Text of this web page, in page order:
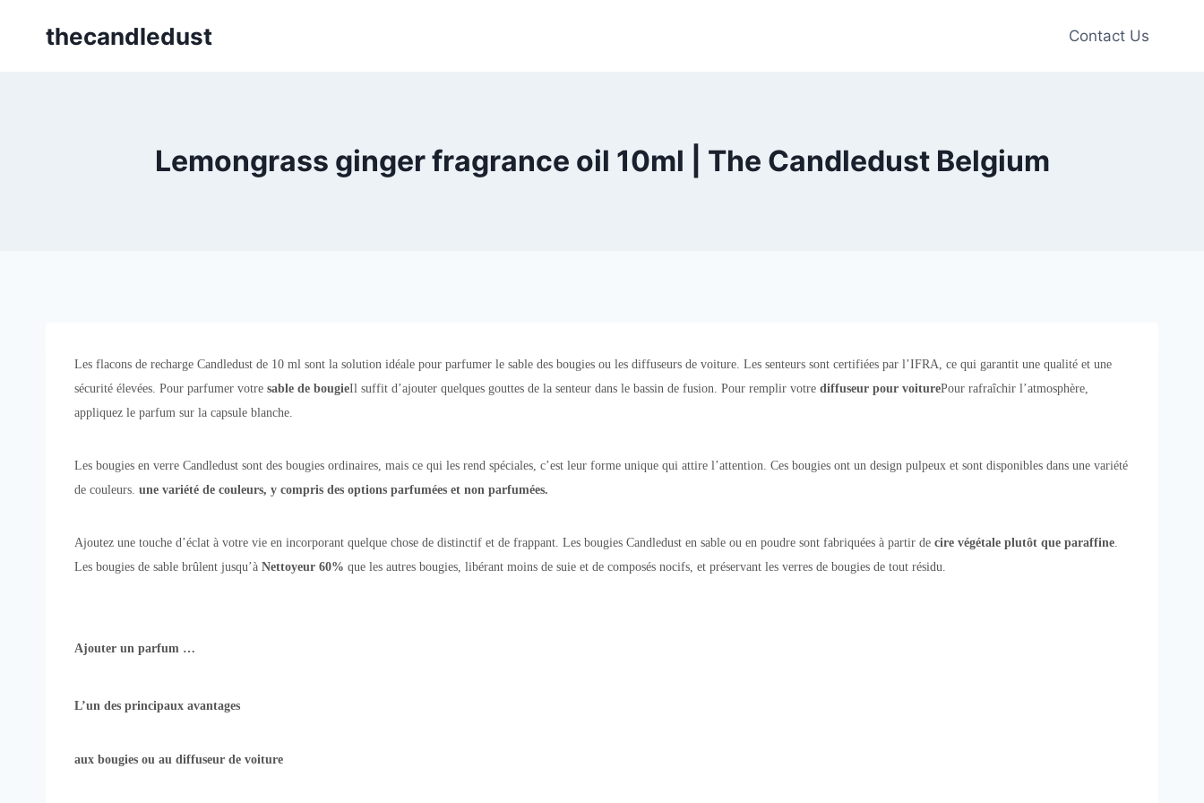
thecandledust Contact Us
Lemongrass ginger fragrance oil 10ml | The Candledust Belgium
Les flacons de recharge Candledust de 10 ml sont la solution idéale pour parfumer le sable des bougies ou les diffuseurs de voiture. Les senteurs sont certifiées par l’IFRA, ce qui garantit une qualité et une
sécurité élevées. Pour parfumer votre sable de bougieIl suffit d’ajouter quelques gouttes de la senteur dans le bassin de fusion. Pour remplir votre diffuseur pour voiturePour rafraîchir l’atmosphère,
appliquez le parfum sur la capsule blanche.
Les bougies en verre Candledust sont des bougies ordinaires, mais ce qui les rend spéciales, c’est leur forme unique qui attire l’attention. Ces bougies ont un design pulpeux et sont disponibles dans une variété
de couleurs. une variété de couleurs, y compris des options parfumées et non parfumées.
Ajoutez une touche d’éclat à votre vie en incorporant quelque chose de distinctif et de frappant. Les bougies Candledust en sable ou en poudre sont fabriquées à partir de cire végétale plutôt que paraffine.
Les bougies de sable brûlent jusqu’à Nettoyeur 60% que les autres bougies, libérant moins de suie et de composés nocifs, et préservant les verres de bougies de tout résidu.
Ajouter un parfum …
L’un des principaux avantages
aux bougies ou au diffuseur de voiture